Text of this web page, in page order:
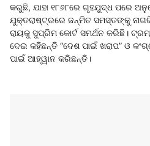
କରୁଛି, ଯାହା ୧୮୬୮ରେ ଗୃହଯୁଦ୍ଧ ପରେ
ଯୁକ୍ତରାଷ୍ଟ୍ରରେ ଜନ୍ମିତ ସମସ୍ତଙ୍କୁ
ରାୟକୁ ସୁପ୍ରିମ କୋର୍ଟ ସମର୍ଥନ କରିଛି।
ଦେଇ କହିଛନ୍ତି “ଦେଶ ପାଇଁ ଖରାପ” ଓ
ପାଇଁ ଆହ୍ୱାନ କରିଛନ୍ତି।